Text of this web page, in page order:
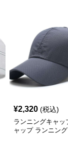
¥2,320 (税込)
ランニングキャ
ャップ ランニン